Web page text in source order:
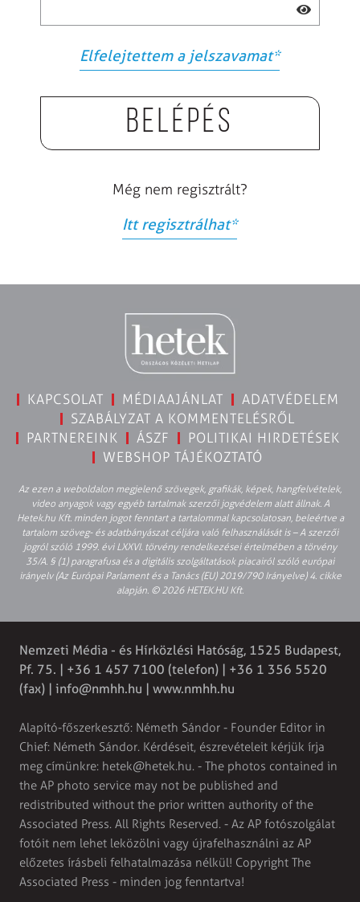
Elfelejtettem a jelszavamat*
Belépés
Még nem regisztrált?
Itt regisztrálhat*
KAPCSOLAT MÉDIAAJÁNLAT
ADATVÉDELEM
SZABÁLYZAT A KOMMENTELÉSRŐL
PARTNEREINK
ÁSZF
POLITIKAI HIRDETÉSEK
WEBSHOP TÁJÉKOZTATÓ
Az ezen a weboldalon megjelenő szövegek, grafikák, képek, hangfelvételek,
video anyagok vagy egyéb tartalmak szerzői jogvédelem alatt állnak. A
Hetek.hu Kft. minden jogot fenntart a tartalommal kapcsolatosan, beleértve a
tartalom szöveg- és adatbányászat céljára való felhasználását is – A szerzői
jogról szóló 1999. évi LXXVI. törvény rendelkezései értelmében a törvény
35/A. § (1) paragrafusa és a digitális szolgáltatások piacairól szóló európai
irányelv (Az Európai Parlament és a Tanács (EU) 2019/790 Irányelve) 4. cikke
alapján. © 2026 HETEK.HU Kft.
Nemzeti Média - és Hírközlési Hatóság, 1525 Budapest,
Pf. 75. | +36 1 457 7100 (telefon) | +36 1 356 5520
(fax) | info@nmhh.hu | www.nmhh.hu
Alapító-főszerkesztő: Németh Sándor - Founder Editor in
Chief: Németh Sándor. Kérdéseit, észrevételeit kérjük írja
meg címünkre: hetek@hetek.hu. - The photos contained in
the AP photo service may not be published and
redistributed without the prior written authority of the
Associated Press. All Rights Reserved. - Az AP fotószolgálat
fotóit nem lehet leközölni vagy újrafelhasználni az AP
előzetes írásbeli felhatalmazása nélkül! Copyright The
Associated Press - minden jog fenntartva!